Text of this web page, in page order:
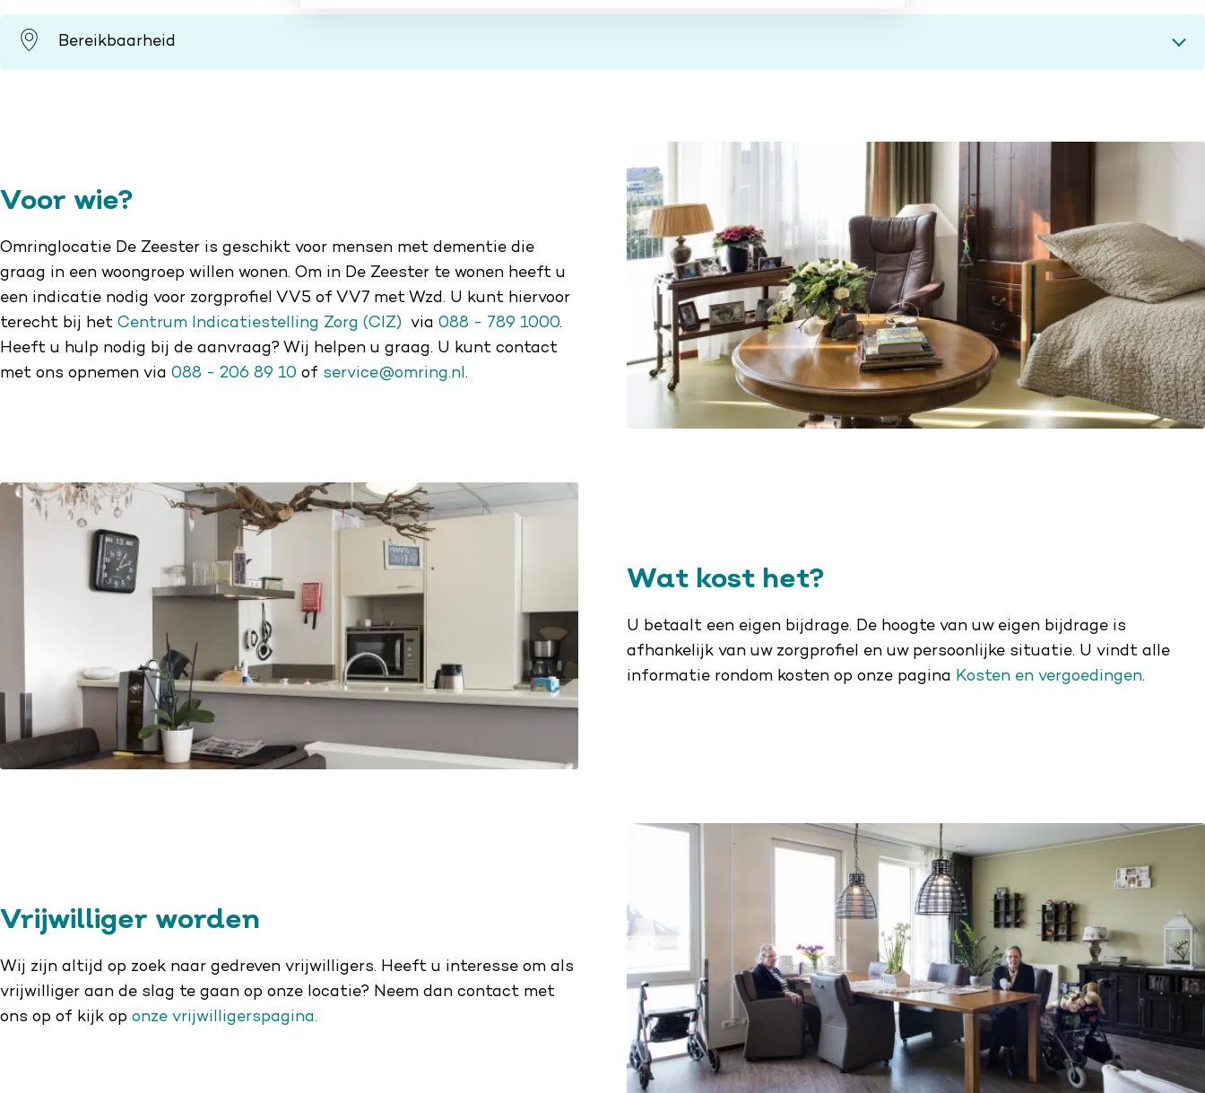
Bereikbaarheid
Voor wie?
Omringlocatie De Zeester is geschikt voor mensen met dementie die
graag in een woongroep willen wonen. Om in De Zeester te wonen heeft u
een indicatie nodig voor zorgprofiel VV5 of VV7 met Wzd. U kunt hiervoor
terecht bij het Centrum Indicatiestelling Zorg (CIZ) via 088 - 789 1000.
Heeft u hulp nodig bij de aanvraag? Wij helpen u graag. U kunt contact
met ons opnemen via 088 - 206 89 10 of service@omring.nl .
Wat kost het?
U betaalt een eigen bijdrage. De hoogte van uw eigen bijdrage is
afhankelijk van uw zorgprofiel en uw persoonlijke situatie. U vindt alle
informatie rondom kosten op onze pagina Kosten en vergoedingen.
Vrijwilliger worden
Wij zijn altijd op zoek naar gedreven vrijwilligers. Heeft u interesse om als
vrijwilliger aan de slag te gaan op onze locatie? Neem dan contact met
ons op of kijk op onze vrijwilligerspagina.